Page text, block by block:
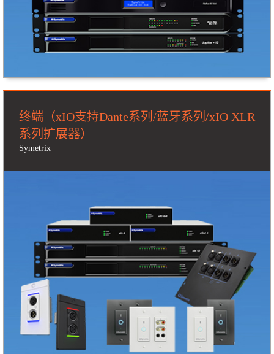
终端（xIO支持Dante系列/蓝牙系列/xIO XLR
系列扩展器）
Symetrix